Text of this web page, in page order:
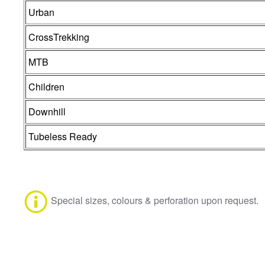
Urban
CrossTrekking
MTB
Children
Downhill
Tubeless Ready
Special sizes, colours & perforation upon request.